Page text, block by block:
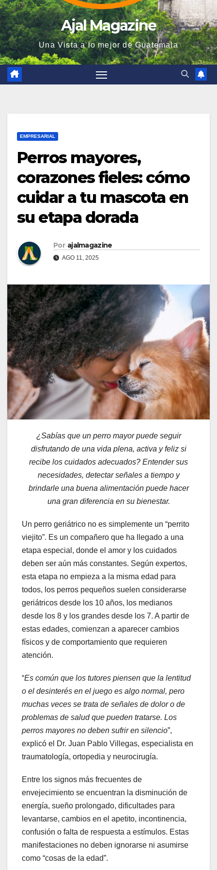
Ajal Magazine
Una Vista a lo mejor de Guatemala
EMPRESARIAL
Perros mayores,
corazones fieles: cómo
cuidar a tu mascota en
su etapa dorada
Por ajalmagazine
AGO 11, 2025
¿Sabías que un perro mayor puede seguir
disfrutando de una vida plena, activa y feliz si
recibe los cuidados adecuados? Entender sus
necesidades, detectar señales a tiempo y
brindarle una buena alimentación puede hacer
una gran diferencia en su bienestar.
Un perro geriátrico no es simplemente un “perrito
viejito”. Es un compañero que ha llegado a una
etapa especial, donde el amor y los cuidados
deben ser aún más constantes. Según expertos,
esta etapa no empieza a la misma edad para
todos, los perros pequeños suelen considerarse
geriátricos desde los 10 años, los medianos
desde los 8 y los grandes desde los 7. A partir de
estas edades, comienzan a aparecer cambios
físicos y de comportamiento que requieren
atención.
“Es común que los tutores piensen que la lentitud
o el desinterés en el juego es algo normal, pero
muchas veces se trata de señales de dolor o de
problemas de salud que pueden tratarse. Los
perros mayores no deben sufrir en silencio”,
explicó el Dr. Juan Pablo Villegas, especialista en
traumatología, ortopedia y neurocirugía.
Entre los signos más frecuentes de
envejecimiento se encuentran la disminución de
energía, sueño prolongado, dificultades para
levantarse, cambios en el apetito, incontinencia,
confusión o falta de respuesta a estímulos. Estas
manifestaciones no deben ignorarse ni asumirse
como “cosas de la edad”.